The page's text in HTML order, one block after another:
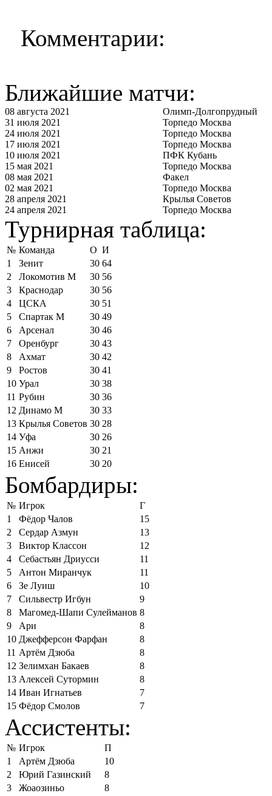
Комментарии:
Ближайшие матчи:
08 августа 2021
Олимп-Долгопрудный
31 июля 2021
Торпедо Москва
24 июля 2021
Торпедо Москва
17 июля 2021
Торпедо Москва
10 июля 2021
ПФК Кубань
15 мая 2021
Торпедо Москва
08 мая 2021
Факел
02 мая 2021
Торпедо Москва
28 апреля 2021
Крылья Советов
24 апреля 2021
Торпедо Москва
Турнирная таблица:
№ Команда О И
1
Зенит 30 64
2
Локомотив М 30 56
3
Краснодар 30 56
4
ЦСКА 30 51
5
Спартак М 30 49
6
Арсенал 30 46
7
Оренбург 30 43
8
Ахмат 30 42
9
Ростов 30 41
10 Урал 30 38
11 Рубин 30 36
12 Динамо М 30 33
13 Крылья Советов 30 28
14 Уфа 30 26
15 Анжи 30 21
16 Енисей 30 20
Бомбардиры:
№ Игрок
Г
1
Фёдор Чалов
15
2
Сердар Азмун
13
3
Виктор Классон
12
4
Себастьян Дриусси
11
5
Антон Миранчук
11
6
Зе Луиш
10
7
Сильвестр Игбун
9
8
Магомед-Шапи Сулейманов 8
9
Ари
8
10 Джефферсон Фарфан
8
11 Артём Дзюба
8
12 Зелимхан Бакаев
8
13 Алексей Сутормин
8
14 Иван Игнатьев
7
15 Фёдор Смолов 7
Ассистенты:
№ Игрок
П
1
Артём Дзюба
10
2
Юрий Газинский
8
3
Жоаозиньо
8